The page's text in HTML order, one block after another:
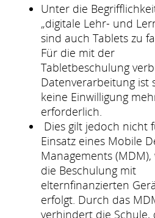
Unter die
„digitale Lehr- und
sind auch Tablets zu
Für die mit der
Tabletbeschulung
Datenverarbeitung ist
keine Einwilligung
erforderlich.
Dies gilt jedoch nicht
Einsatz eines Mobile
Managements (MDM),
die Beschulung mit
elternfinanzierten
erfolgt. Durch das
verhindert die Schule,